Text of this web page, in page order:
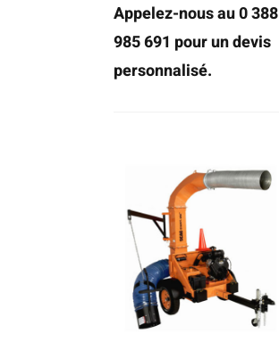
Appelez-nous au 0 388
985 691 pour un devis
personnalisé.